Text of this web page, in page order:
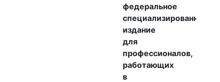
федеральное
специализированное
издание
для
профессионалов,
работающих
в